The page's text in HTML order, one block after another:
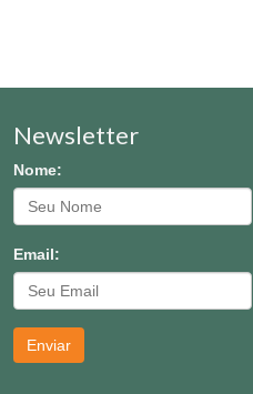
Newsletter
Nome:
Email:
Enviar